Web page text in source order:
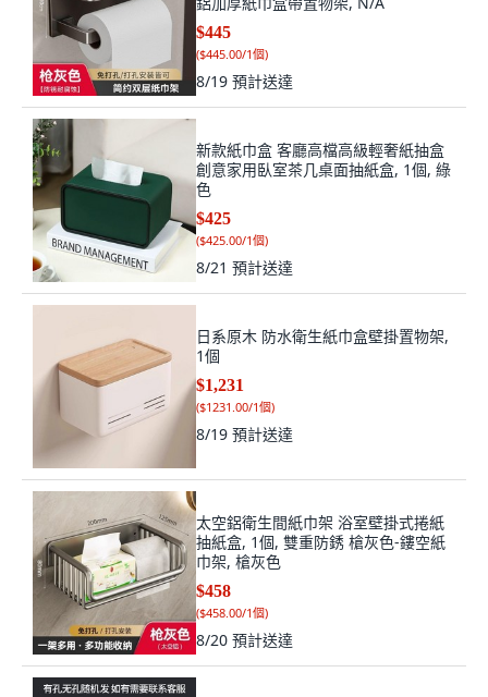
$445
($445.00/1個)
8/19 預計送達
新款紙巾盒 客廳高檔高級輕奢紙抽盒
創意家用臥室茶几桌面抽紙盒, 1個, 綠
色
$425
($425.00/1個)
8/21 預計送達
日系原木 防水衛生紙巾盒壁掛置物架,
1個
$1,231
($1231.00/1個)
8/19 預計送達
太空鋁衛生間紙巾架 浴室壁掛式捲紙
抽紙盒, 1個, 雙重防銹 槍灰色-鏤空紙
巾架, 槍灰色
$458
($458.00/1個)
8/20 預計送達